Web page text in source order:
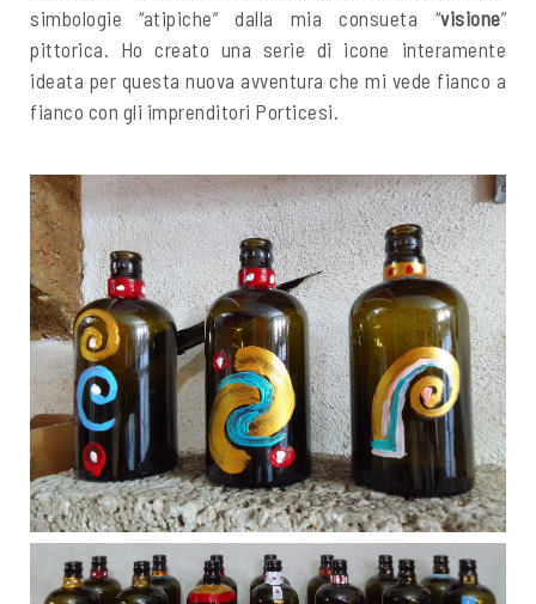
simbologie “atipiche” dalla mia consueta “visione”
pittorica. Ho creato una serie di icone interamente
ideata per questa nuova avventura che mi vede fianco a
fianco con gli imprenditori Porticesi.